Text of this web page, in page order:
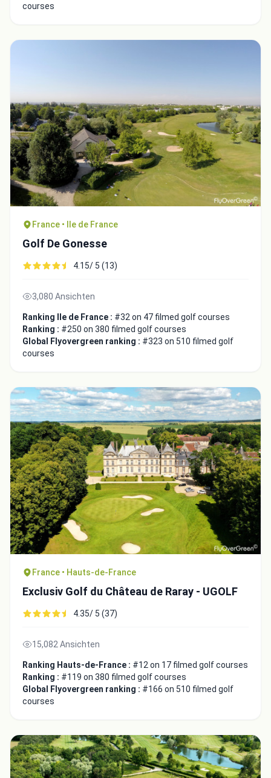
courses
France • Ile de France
Golf De Gonesse
4.15/ 5 (13)
3,080 Ansichten
Ranking Ile de France : #32 on 47 filmed golf courses
Ranking : #250 on 380 filmed golf courses
Global Flyovergreen ranking : #323 on 510 filmed golf
courses
France • Hauts-de-France
Exclusiv Golf du Château de Raray - UGOLF
4.35/ 5 (37)
15,082 Ansichten
Ranking Hauts-de-France : #12 on 17 filmed golf courses
Ranking : #119 on 380 filmed golf courses
Global Flyovergreen ranking : #166 on 510 filmed golf
courses
Integrate video
Copy to Clipboard